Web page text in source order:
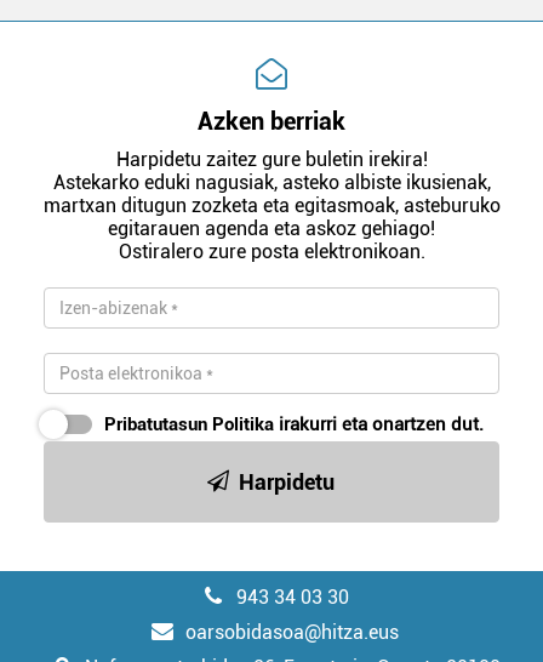
Azken berriak
Harpidetu zaitez gure buletin irekira!
Astekarko eduki nagusiak, asteko albiste ikusienak,
martxan ditugun zozketa eta egitasmoak, asteburuko
egitarauen agenda eta askoz gehiago!
Ostiralero zure posta elektronikoan.
Pribatutasun Politika irakurri eta onartzen dut.
Harpidetu
943 34 03 30
oarsobidasoa@hitza.eus